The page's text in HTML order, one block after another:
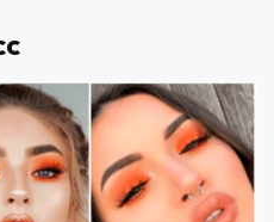
и многогранный
тусовщицы и
макияжа на своем
делать при помощи
которая
с более